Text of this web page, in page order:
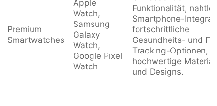
Premium
Smartwatches
Apple
Watch,
Samsung
Galaxy
Watch,
Google Pixel
Watch
Funktionalität,
Smartphone-
fortschrittliche
Gesundheits- und
Tracking-Optionen,
hochwertige
und Designs.